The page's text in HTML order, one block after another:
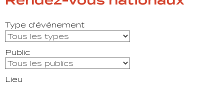
Type d'événement
Public
Lieu